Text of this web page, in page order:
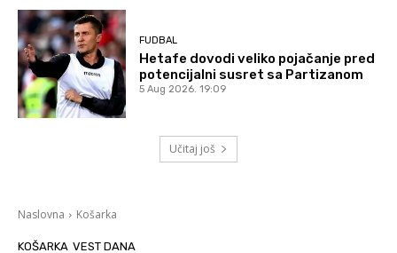
FUDBAL
Hetafe dovodi veliko pojačanje pred
potencijalni susret sa Partizanom
5 Aug 2026. 19:09
Učitaj još